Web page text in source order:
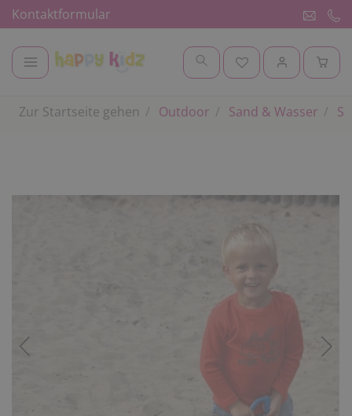
Kontaktformular
Zur Startseite gehen Outdoor Sand & Wasser